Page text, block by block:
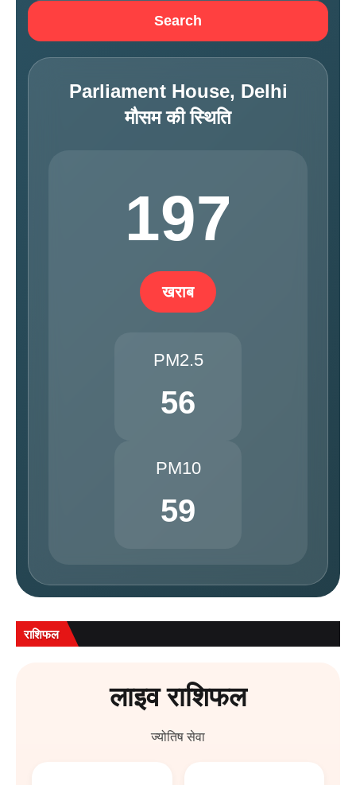
Search
Parliament House, Delhi
मौसम की स्थिति
197
खराब
PM2.5
56
PM10
59
राशिफल
लाइव राशिफल
ज्योतिष सेवा